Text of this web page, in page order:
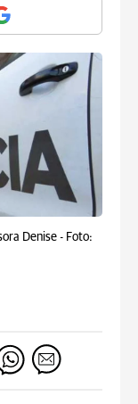
Denise - Foto: